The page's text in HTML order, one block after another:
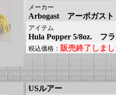
メーカー
Arbogast アーボガスト
アイテム
Hula Popper 5/8oz. フ
税込価格： 販売終了しま
USルアー